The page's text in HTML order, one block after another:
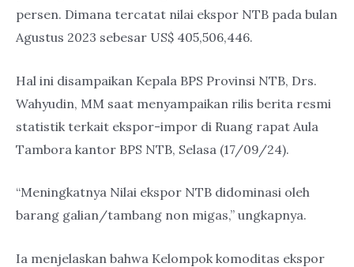
persen. Dimana tercatat nilai ekspor NTB pada bulan
Agustus 2023 sebesar US$ 405,506,446.
Hal ini disampaikan Kepala BPS Provinsi NTB, Drs.
Wahyudin, MM saat menyampaikan rilis berita resmi
statistik terkait ekspor-impor di Ruang rapat Aula
Tambora kantor BPS NTB, Selasa (17/09/24).
“Meningkatnya Nilai ekspor NTB didominasi oleh
barang galian/tambang non migas,” ungkapnya.
Ia menjelaskan bahwa Kelompok komoditas ekspor